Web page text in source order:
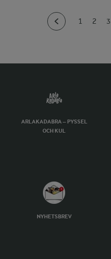
1 2 3
ARLAKADABRA – PYSSEL
OCH KUL
NYHETSBREV